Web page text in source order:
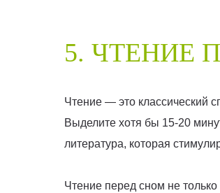
5. ЧТЕНИЕ
Чтение — это классический
Выделите хотя бы 15-20
литература, которая
Чтение перед сном не